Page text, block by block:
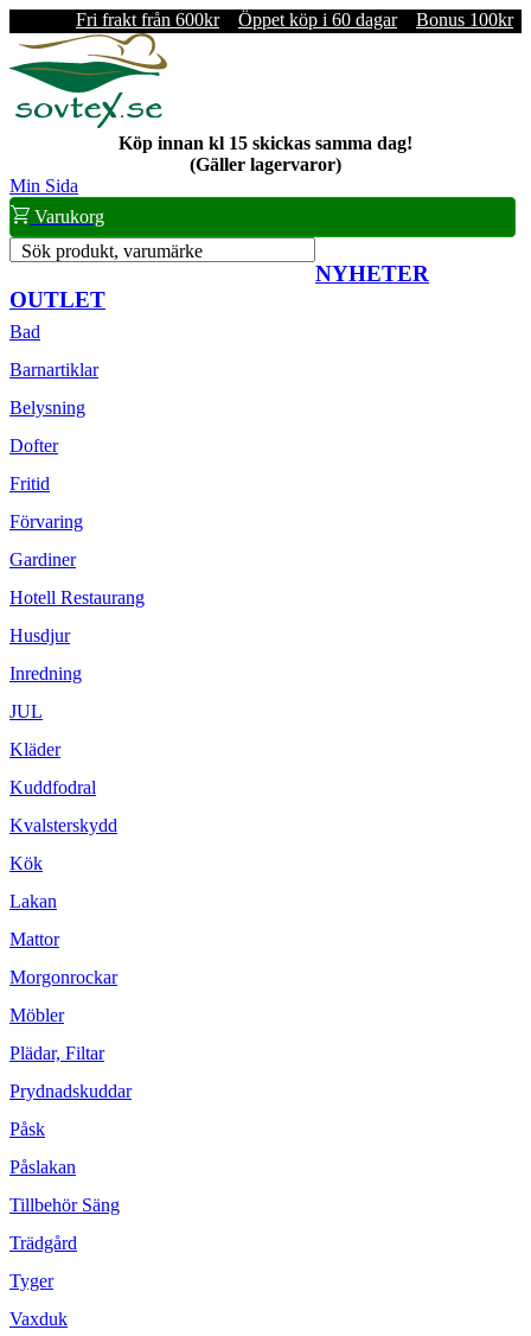
Fri frakt från 600kr Öppet köp i 60 dagar Bonus 100kr
Köp innan kl 15 skickas samma dag!
(Gäller lagervaror)
Min Sida
Varukorg
Sök produkt, varumärke
NYHETER
OUTLET
Bad
Barnartiklar
Belysning
Dofter
Fritid
Förvaring
Gardiner
Hotell Restaurang
Husdjur
Inredning
JUL
Kläder
Kuddfodral
Kvalsterskydd
Kök
Lakan
Mattor
Morgonrockar
Möbler
Plädar, Filtar
Prydnadskuddar
Påsk
Påslakan
Tillbehör Säng
Trädgård
Tyger
Vaxduk